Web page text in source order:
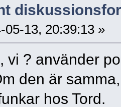
05-13, 20:39:13 »
vi ? använder
den är
hos Tord.